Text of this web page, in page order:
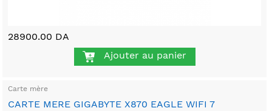
28900.00 DA
Ajouter au panier
Carte mère
CARTE MERE GIGABYTE X870 EAGLE WIFI 7